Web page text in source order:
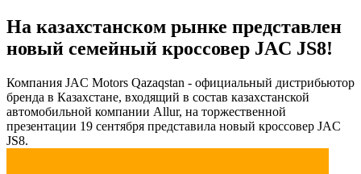
На казахстанском рынке представлен
новый семейный кроссовер JAC JS8!
Компания JAC Motors Qazaqstan - официальный дистрибьютор
бренда в Казахстане, входящий в состав казахстанской
автомобильной компании Allur, на торжественной
презентации 19 сентября представила новый кроссовер JAC
JS8.